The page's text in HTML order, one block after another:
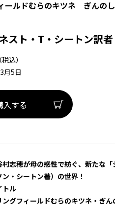
ールドむらのキツネ ぎんの
スト・T・シートン訳者
込）
月5日
入する
志穂が母の感性で紡ぐ、新たな「
ン・シートン著）の世界！
トル
ングフィールドむらのキツネ・ぎ